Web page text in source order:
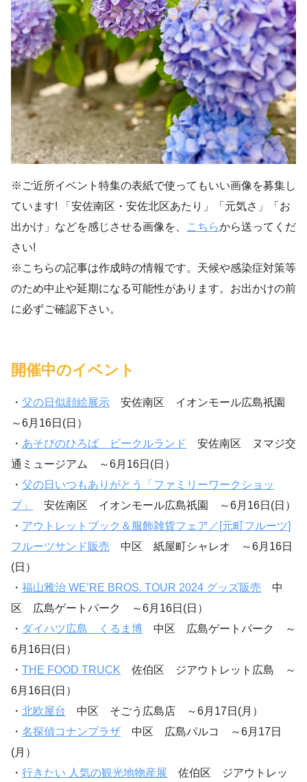
※ご近所イベント特集の表紙で使ってもいい画像を募集し
ています! 「安佐南区・安佐北区あたり」「元気さ」「お
出かけ」などを感じさせる画像を、
こちらから送ってくだ
さい!
※こちらの記事は作成時の情報です。天候や感染症対策等
のため中止や延期になる可能性があります。お出かけの前
に必ずご確認下さい。
開催中のイベント
・ 父の日似顔絵展示 安佐南区 イオンモール広島祇園
～6月16日(日）
・ あそびのひろば ビークルランド
安佐南区 ヌマジ交
通ミュージアム ～6月16日(日）
・ 父の日いつもありがとう「ファミリーワークショッ
プ」
安佐南区 イオンモール広島祇園 ～6月16日(日）
・ アウトレットブック＆服飾雑貨フェア／[元町フルーツ]
フルーツサンド販売 中区 紙屋町シャレオ ～6月16日
(日）
・ 福山雅治 WE’RE BROS. TOUR 2024 グッズ販売 中
区 広島ゲートパーク ～6月16日(日）
・ ダイハツ広島 くるま博 中区 広島ゲートパーク ～
6月16日(日）
・ THE FOOD TRUCK 佐伯区 ジアウトレット広島 ～
6月16日(日）
・ 北欧屋台
中区 そごう広島店 ～6月17日(月）
・ 名探偵コナンプラザ 中区 広島パルコ ～6月17日
(月）
・ 行きたい 人気の観光地物産展 佐伯区 ジアウトレッ